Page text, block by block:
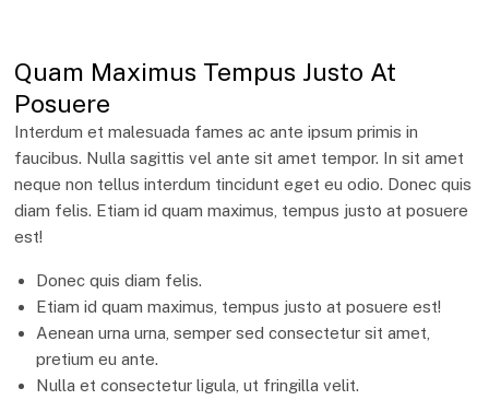
Quam Maximus Tempus Justo At
Posuere
Interdum et malesuada fames ac ante ipsum primis in
faucibus. Nulla sagittis vel ante sit amet tempor. In sit amet
neque non tellus interdum tincidunt eget eu odio. Donec quis
diam felis. Etiam id quam maximus, tempus justo at posuere
est!
Donec quis diam felis.
Etiam id quam maximus, tempus justo at posuere est!
Aenean urna urna, semper sed consectetur sit amet,
pretium eu ante.
Nulla et consectetur ligula, ut fringilla velit.